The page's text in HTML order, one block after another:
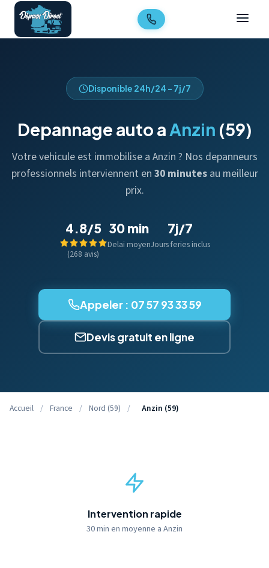
Disponible 24h/24 - 7j/7
Depannage auto aAnzin (59)
Votre vehicule est immobilise a Anzin ? Nos depanneurs
professionnels interviennent en 30 minutesau meilleur
prix.
4.8/5
(268 avis)
30 min
Delai moyen
7j/7
Jours feries inclus
Appeler : 07 57 93 33 59
Devis gratuit en ligne
Accueil / France / Nord (59) / Anzin (59)
Intervention rapide
30 min en moyenne a Anzin